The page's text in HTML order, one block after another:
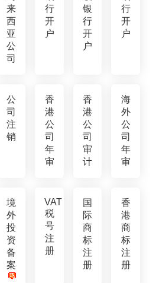
来
西
亚
公
司
行
开
户
银
行
开
户
行
开
户
公
司
注
销
香
港
公
司
年
审
香
港
公
司
审
计
海
外
公
司
年
审
境
外
投
资
备
案
VAT
税
号
注
册
国
际
商
标
注
册
香
港
商
标
注
册